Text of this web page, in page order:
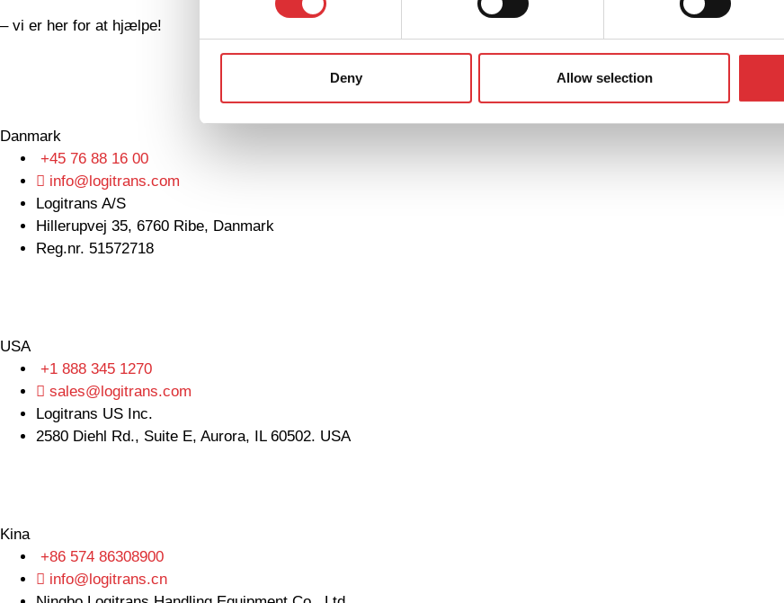
Deny Allow selection
– vi er her for at hjælpe!
Danmark
+45 76 88 16 00
info@logitrans.com
Logitrans A/S
Hillerupvej 35, 6760 Ribe, Danmark
Reg.nr. 51572718
USA
+1 888 345 1270
sales@logitrans.com
Logitrans US Inc.
2580 Diehl Rd., Suite E, Aurora, IL 60502. USA
Kina
+86 574 86308900
info@logitrans.cn